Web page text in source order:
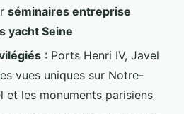
séminaires entreprise
yacht Seine
: Ports Henri IV, Javel
vues uniques sur Notre-
et les monuments parisiens